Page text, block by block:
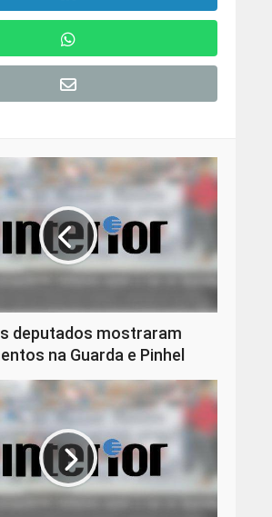
deputados mostraram
na Guarda e Pinhel